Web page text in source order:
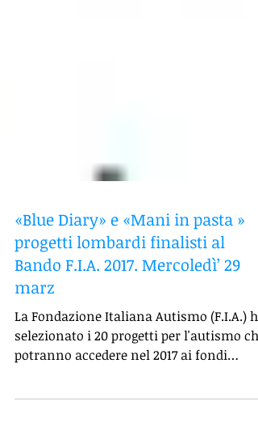
«Blue Diary» e «Mani in pasta »
progetti lombardi finalisti al
Bando F.I.A. 2017. Mercoledì’ 29
marz
selezionato i 20 progetti per l'autismo che